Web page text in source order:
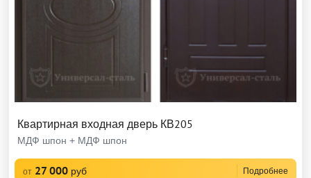
Квартирная входная дверь КВ205
МДФ шпон + МДФ шпон
от 27 000 руб Подробнее